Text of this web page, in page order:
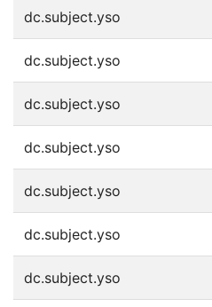
dc.subject.yso
dc.subject.yso
dc.subject.yso
dc.subject.yso
dc.subject.yso
dc.subject.yso
dc.subject.yso